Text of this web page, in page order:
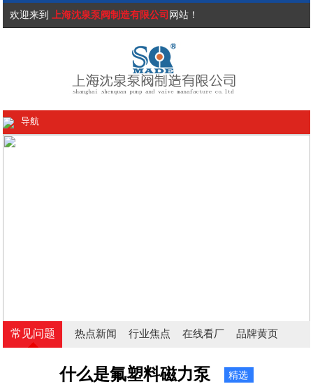
欢迎来到 上海沈泉泵阀制造有限公司 网站！
导航
常见问题 热点新闻 行业焦点 在线看厂 品牌黄页
什么是氟塑料磁力泵 精选